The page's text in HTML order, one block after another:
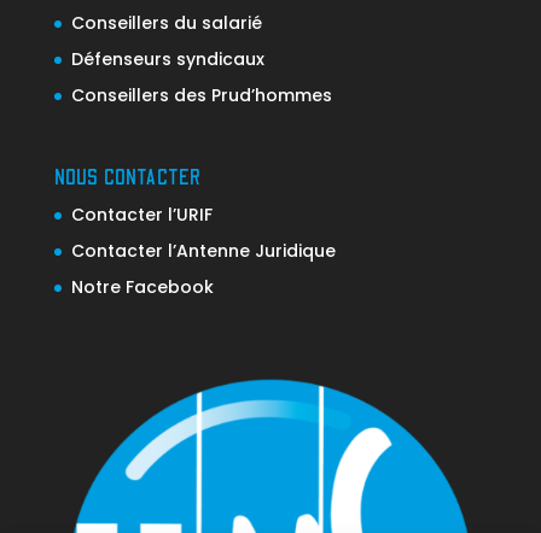
Conseillers du salarié
Défenseurs syndicaux
Conseillers des Prud’hommes
NOUS CONTACTER
Contacter l’URIF
Contacter l’Antenne Juridique
Notre Facebook